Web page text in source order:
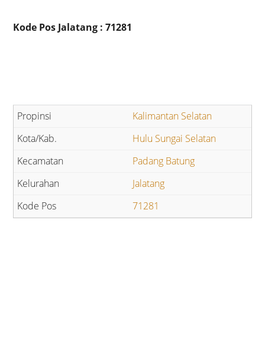
Kode Pos Jalatang : 71281
Kalimantan Selatan
Hulu Sungai Selatan
Padang Batung
Jalatang
71281